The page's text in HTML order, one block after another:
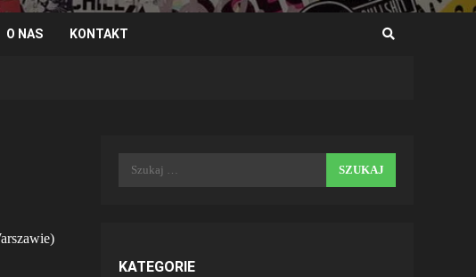
O NAS KONTAKT
Szukaj:
KATEGORIE